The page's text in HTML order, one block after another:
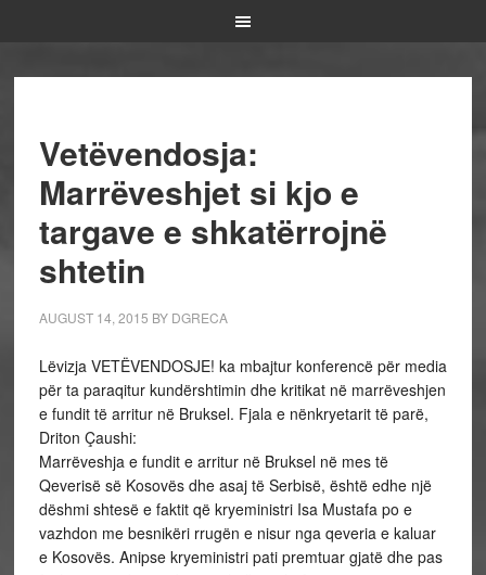
Vetëvendosja:
Marrëveshjet si kjo e
targave e shkatërrojnë
shtetin
AUGUST 14, 2015 BY DGRECA
Lëvizja VETËVENDOSJE! ka mbajtur konferencë për media
për ta paraqitur kundërshtimin dhe kritikat në marrëveshjen
e fundit të arritur në Bruksel. Fjala e nënkryetarit të parë,
Driton Çaushi:
Marrëveshja e fundit e arritur në Bruksel në mes të
Qeverisë së Kosovës dhe asaj të Serbisë, është edhe një
dëshmi shtesë e faktit që kryeministri Isa Mustafa po e
vazhdon me besnikëri rrugën e nisur nga qeveria e kaluar
e Kosovës. Anipse kryeministri pati premtuar gjatë dhe pas